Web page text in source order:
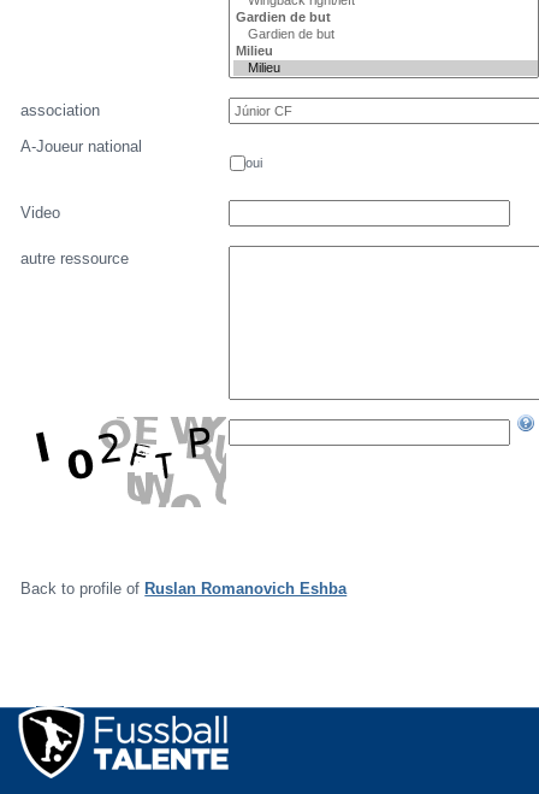
association
A-Joueur national
oui
Video
autre ressource
Back to profile of Ruslan Romanovich Eshba